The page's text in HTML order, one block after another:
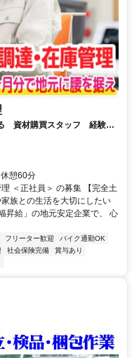
る 資材購買スタッフ 経験不
憩60分
＜正社員＞ の募集 【完全土
族との生活を大切にしたい
昇給」の地元安定企業で、 心
フリーター歓迎
バイク通勤OK
社会保険完備
賞与あり